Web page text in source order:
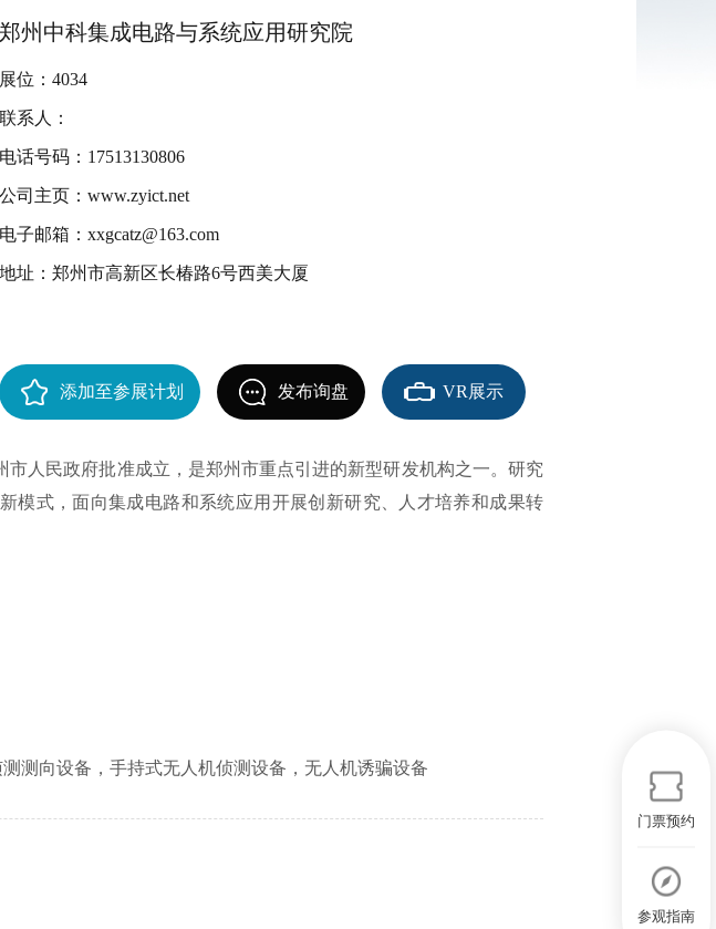
郑州中科集成电路与系统应用研究院
展位：4034
联系人：
电话号码：17513130806
公司主页：www.zyict.net
电子邮箱：xxgcatz@163.com
地址：郑州市高新区长椿路6号西美大厦
添加至参展计划 发布询盘 VR展示
人民政府批准成立，是郑州市重点引进的新型研发机构之一。研究
模式，面向集成电路和系统应用开展创新研究、人才培养和成果转
测向设备，手持式无人机侦测设备，无人机诱骗设备
门票预约
参观指南